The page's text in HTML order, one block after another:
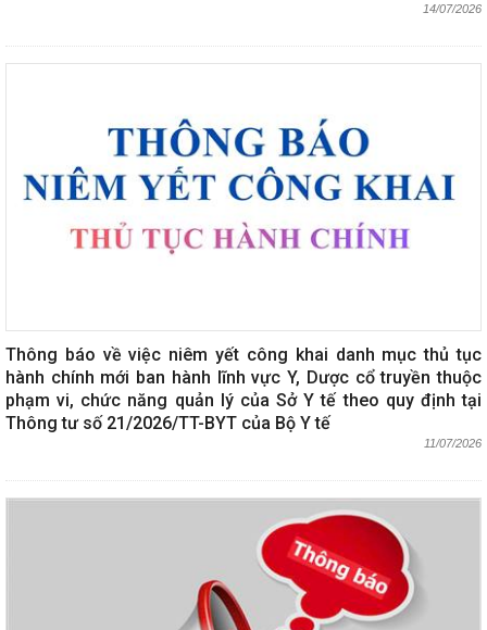
14/07/2026
Thông báo về việc niêm yết công khai danh mục thủ tục
hành chính mới ban hành lĩnh vực Y, Dược cổ truyền thuộc
phạm vi, chức năng quản lý của Sở Y tế theo quy định tại
Thông tư số 21/2026/TT-BYT của Bộ Y tế
11/07/2026